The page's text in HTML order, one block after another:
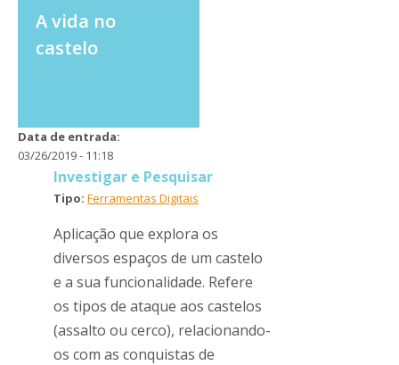
A vida no
castelo
Data de entrada:
03/26/2019 - 11:18
Investigar e Pesquisar
Tipo: Ferramentas Digitais
Aplicação que explora os
diversos espaços de um castelo
e a sua funcionalidade. Refere
os tipos de ataque aos castelos
(assalto ou cerco), relacionando-
os com as conquistas de